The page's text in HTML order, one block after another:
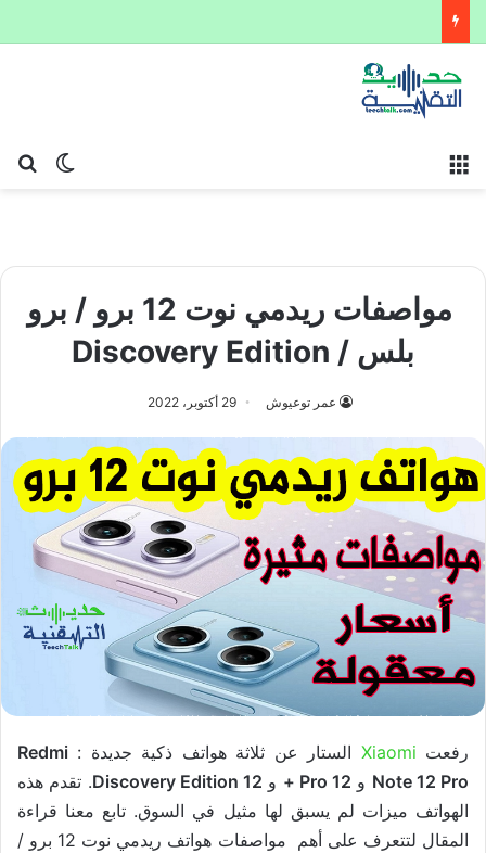
الوضع
مواصفات ريدمي نوت 12 برو / برو
بلس / Discovery Edition
عمر توعيوش 29 أكتوبر، 2022
رفعت Xiaomi الستار عن ثلاثة هواتف ذكية جديدة : Redmi
Note 12 Pro و 12 Pro + و 12 Discovery Edition
. تقدم هذه
الهواتف ميزات لم يسبق لها مثيل في السوق. تابع معنا قراءة
المقال لتتعرف على أهم مواصفات هواتف ريدمي نوت 12 برو /